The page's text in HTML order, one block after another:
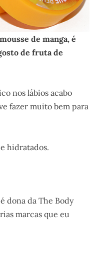
de manga, é
de fruta de
nos lábios acabo
fazer muito bem para
hidratados.
é dona da The Body
marcas que eu